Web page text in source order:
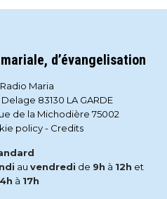
d’évangelisation
Maria
83130 LA GARDE
de la Michodière 75002
policy- Credits
au vendredi de 9h à 12h et
à 17h